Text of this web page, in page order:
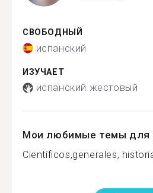
СВОБОДНЫЙ
испанский
ИЗУЧАЕТ
испанский жестовый
Мои любимые темы для
Científicos,generales,